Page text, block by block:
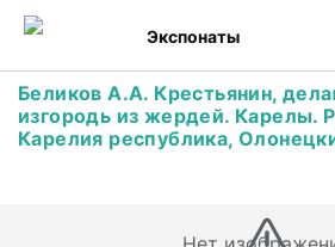
Экспонаты
Беликов А.А. Крестьянин,
изгородь из жердей. Карелы.
Карелия республика,